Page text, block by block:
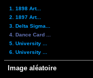
1. 1898 Art...
2. 1897 Art...
3. Delta Sigma...
4. Dance Card ...
5. University ...
6. University ...
Image aléatoire